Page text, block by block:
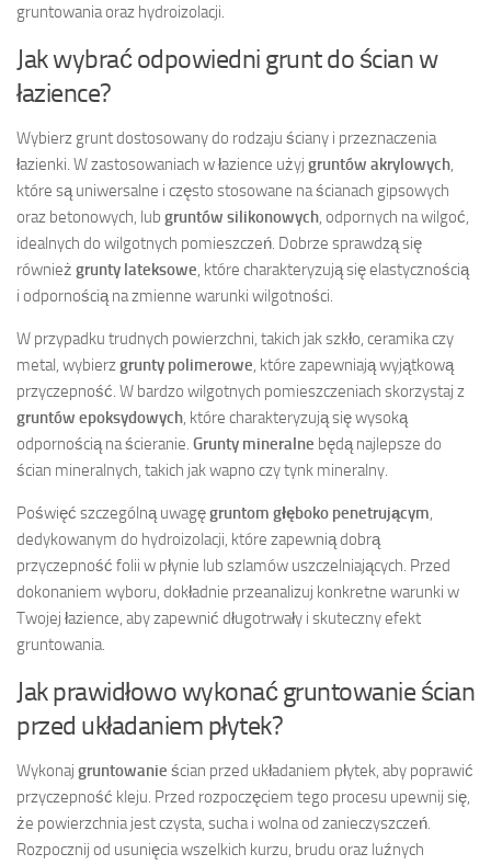
gruntowania oraz hydroizolacji.
Jak wybrać odpowiedni grunt do ścian w
łazience?
Wybierz grunt dostosowany do rodzaju ściany i przeznaczenia
łazienki. W zastosowaniach w łazience użyj gruntów akrylowych
które są uniwersalne i często stosowane na ścianach gipsowych
oraz betonowych, lub gruntów silikonowych , odpornych na wilgoć,
idealnych do wilgotnych pomieszczeń. Dobrze sprawdzą się
również grunty lateksowe , które charakteryzują się elastycznością
i odpornością na zmienne warunki wilgotności.
W przypadku trudnych powierzchni, takich jak szkło, ceramika czy
metal, wybierzgrunty polimerowe , które zapewniają wyjątkową
przyczepność. W bardzo wilgotnych pomieszczeniach skorzystaj z
gruntów epoksydowych , które charakteryzują się wysoką
odpornością na ścieranie. Grunty mineralne będą najlepsze do
ścian mineralnych, takich jak wapno czy tynk mineralny.
Poświęć szczególną uwagęgruntom głęboko penetrującym
dedykowanym do hydroizolacji, które zapewnią dobrą
przyczepność folii w płynie lub szlamów uszczelniających. Przed
dokonaniem wyboru, dokładnie przeanalizuj konkretne warunki w
Twojej łazience, aby zapewnić długotrwały i skuteczny efekt
gruntowania.
Jak prawidłowo wykonać gruntowanie ścian
przed układaniem płytek?
Wykonaj gruntowanie ścian przed układaniem płytek, aby poprawić
przyczepność kleju. Przed rozpoczęciem tego procesu upewnij się,
że powierzchnia jest czysta, sucha i wolna od zanieczyszczeń.
Rozpocznij od usunięcia wszelkich kurzu, brudu oraz luźnych